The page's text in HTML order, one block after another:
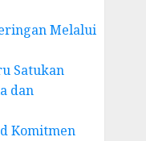
Melalui
Satukan
dan
Komitmen